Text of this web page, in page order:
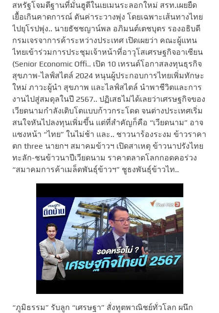
สหรัฐโจมตีฐานที่มั่นฮูตีในเยเมนระลอกใหม่ สรท.เผยยืด
เยื้อเกินคาดการณ์ ดันค่าระวางพุ่ง โดยเฉพาะเส้นทางไทย
ไปยุโรปพุ่ง.. นายธัชชญาน์พล อภิมนต์เตชบุตร รองอธิบดี
กรมเจรจาการค้าระหว่างประเทศ เปิดเผยว่า คณะผู้แทน
ไทยเข้าร่วมการประชุมเจ้าหน้าที่อาวุโสเศรษฐกิจอาเซียน
(Senior Economic Offi.. เปิด 10 เทรนด์โอกาสลงทุนธุรกิจ
สุขภาพ-ไลฟ์สไตล์ 2024 หนุนผู้ประกอบการไทยเพิ่มทักษะ
ใหม่ ภาวะผู้นำ สุขภาพ และไลฟ์สไตล์ นำพาชีวิตและการ
งานไปสู่สมดุลในปี 2567.. ปฏิเสธไม่ได้เลยว่าเศรษฐกิจของ
เวียดนามกำลังเติบโตแบบก้าวกระโดด จนต่างประเทศเริ่ม
สนใจหันไปลงทุนเพิ่มขึ้น แต่ที่สำคัญก็คือ “เวียดนาม” อาจ
แซงหน้า “ไทย” ในไม่ช้า และ.. ชาวนาร้องระงม ข้าวราคา
ตก three นายกฯ สมาคมข้าวฯ เปิดสาเหตุ ข้าวนาปรังไทย
ทะลัก-ชนข้าวนาปีเวียดนาม ราคาตลาดโลกกอดคอร่วง
“สมาคมการค้าเมล็ดพันธุ์ข้าวฯ” ชูธงพันธุ์ข้าวไท..
“ภูมิธรรม” รับลูก “เศรษฐา” สั่งทูตพาณิชย์ทั่วโลก ผนึก